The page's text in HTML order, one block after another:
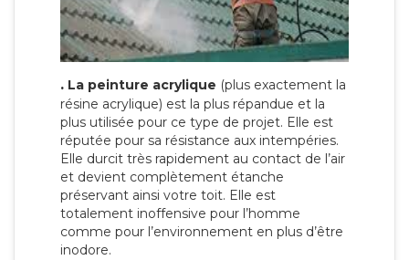
. La peinture acrylique (plus exactement la
résine acrylique) est la plus répandue et la
plus utilisée pour ce type de projet. Elle est
réputée pour sa résistance aux intempéries.
Elle durcit très rapidement au contact de l’air
et devient complètement étanche
préservant ainsi votre toit. Elle est
totalement inoffensive pour l’homme
comme pour l’environnement en plus d’être
inodore.